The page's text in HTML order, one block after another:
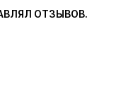
ОТЗЫВОВ.